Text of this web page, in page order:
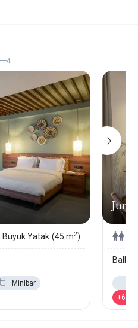
4
Büyük Yatak (45 m2)
Minibar
+6